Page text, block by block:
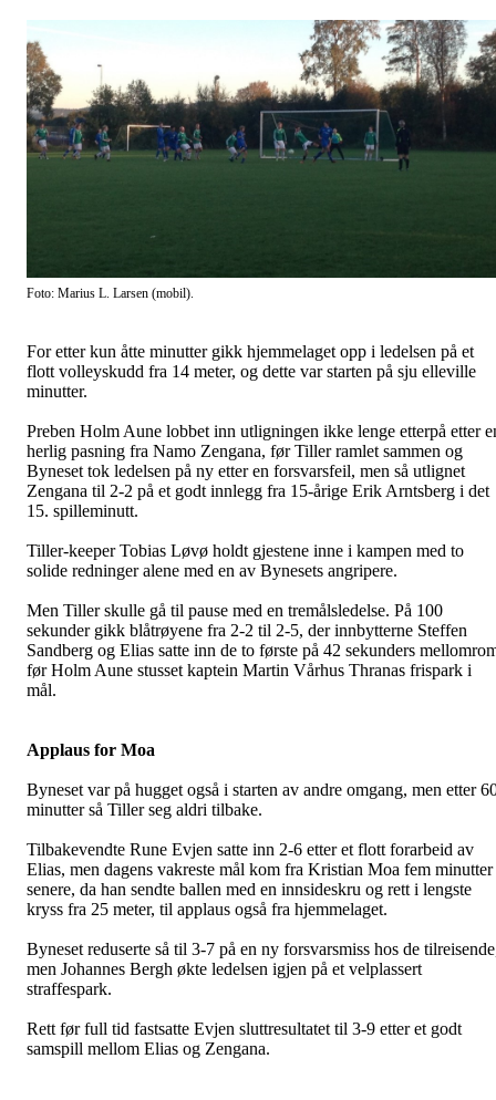
Foto: Marius L. Larsen (mobil).
For etter kun åtte minutter gikk hjemmelaget opp i ledelsen på et
flott volleyskudd fra 14 meter, og dette var starten på sju elleville
minutter.
Preben Holm Aune lobbet inn utligningen ikke lenge etterpå etter
herlig pasning fra Namo Zengana, før Tiller ramlet sammen og
Byneset tok ledelsen på ny etter en forsvarsfeil, men så utlignet
Zengana til 2-2 på et godt innlegg fra 15-årige Erik Arntsberg i det
15. spilleminutt.
Tiller-keeper Tobias Løvø holdt gjestene inne i kampen med to
solide redninger alene med en av Bynesets angripere.
Men Tiller skulle gå til pause med en tremålsledelse. På 100
sekunder gikk blåtrøyene fra 2-2 til 2-5, der innbytterne Steffen
Sandberg og Elias satte inn de to første på 42 sekunders
før Holm Aune stusset kaptein Martin Vårhus Thranas frispark i
mål.
Applaus for Moa
Byneset var på hugget også i starten av andre omgang, men etter
minutter så Tiller seg aldri tilbake.
Tilbakevendte Rune Evjen satte inn 2-6 etter et flott forarbeid av
Elias, men dagens vakreste mål kom fra Kristian Moa fem minutter
senere, da han sendte ballen med en innsideskru og rett i lengste
kryss fra 25 meter, til applaus også fra hjemmelaget.
Byneset reduserte så til 3-7 på en ny forsvarsmiss hos de
men Johannes Bergh økte ledelsen igjen på et velplassert
straffespark.
Rett før full tid fastsatte Evjen sluttresultatet til 3-9 etter et godt
samspill mellom Elias og Zengana.